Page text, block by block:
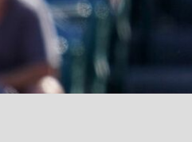
が明かす...